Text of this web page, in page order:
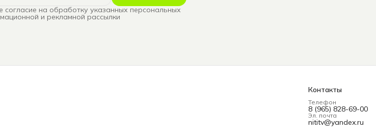
согласие на обработку указанных персональных
и рекламной рассылки
Контакты
Телефон
8 (965) 828-69-00
Эл. почта
nititv@yandex.ru